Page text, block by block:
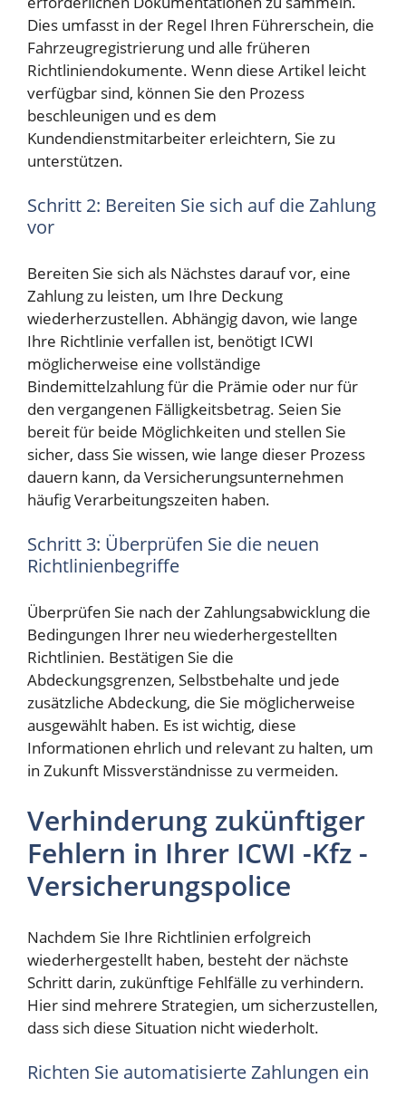
Dies umfasst in der Regel Ihren Führerschein, die
Fahrzeugregistrierung und alle früheren
Richtliniendokumente. Wenn diese Artikel leicht
verfügbar sind, können Sie den Prozess
beschleunigen und es dem
Kundendienstmitarbeiter erleichtern, Sie zu
unterstützen.
Schritt 2: Bereiten Sie sich auf die Zahlung
vor
Bereiten Sie sich als Nächstes darauf vor, eine
Zahlung zu leisten, um Ihre Deckung
wiederherzustellen. Abhängig davon, wie lange
Ihre Richtlinie verfallen ist, benötigt ICWI
möglicherweise eine vollständige
Bindemittelzahlung für die Prämie oder nur für
den vergangenen Fälligkeitsbetrag. Seien Sie
bereit für beide Möglichkeiten und stellen Sie
sicher, dass Sie wissen, wie lange dieser Prozess
dauern kann, da Versicherungsunternehmen
häufig Verarbeitungszeiten haben.
Schritt 3: Überprüfen Sie die neuen
Richtlinienbegriffe
Überprüfen Sie nach der Zahlungsabwicklung die
Bedingungen Ihrer neu wiederhergestellten
Richtlinien. Bestätigen Sie die
Abdeckungsgrenzen, Selbstbehalte und jede
zusätzliche Abdeckung, die Sie möglicherweise
ausgewählt haben. Es ist wichtig, diese
Informationen ehrlich und relevant zu halten, um
in Zukunft Missverständnisse zu vermeiden.
Verhinderung zukünftiger
Fehlern in Ihrer ICWI -Kfz -
Versicherungspolice
Nachdem Sie Ihre Richtlinien erfolgreich
wiederhergestellt haben, besteht der nächste
Schritt darin, zukünftige Fehlfälle zu verhindern.
Hier sind mehrere Strategien, um sicherzustellen,
dass sich diese Situation nicht wiederholt.
Richten Sie automatisierte Zahlungen ein